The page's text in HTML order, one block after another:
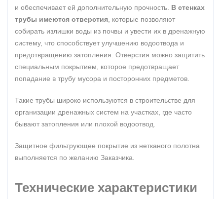
и обеспечивает ей дополнительную прочность. В стенках
трубы имеются отверстия , которые позволяют
собирать излишки воды из почвы и увести их в дренажную
систему, что способствует улучшению водоотвода и
предотвращению затопления. Отверстия можно защитить
специальным покрытием, которое предотвращает
попадание в трубу мусора и посторонних предметов.
Такие трубы широко используются в строительстве для
организации дренажных систем на участках, где часто
бывают затопления или плохой водоотвод.
Защитное фильтрующее покрытие из нетканого полотна
выполняется по желанию Заказчика.
Технические характеристики